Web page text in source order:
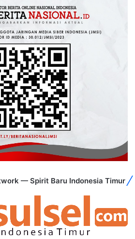
— Spirit Baru Indonesia Timur